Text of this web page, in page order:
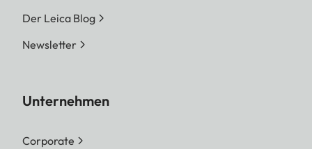
Der Leica Blog
Newsletter
Unternehmen
Corporate